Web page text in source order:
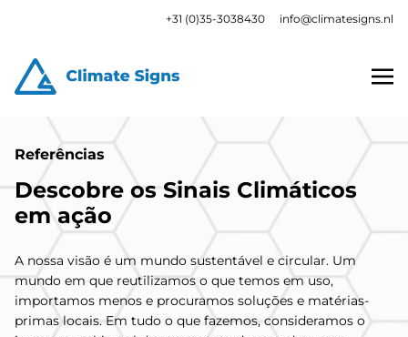
+31 (0)35-3038430 info@climatesigns.nl
Referências
Descobre os Sinais Climáticos
em ação
A nossa visão é um mundo sustentável e circular. Um
mundo em que reutilizamos o que temos em uso,
importamos menos e procuramos soluções e matérias-
primas locais. Em tudo o que fazemos, consideramos o